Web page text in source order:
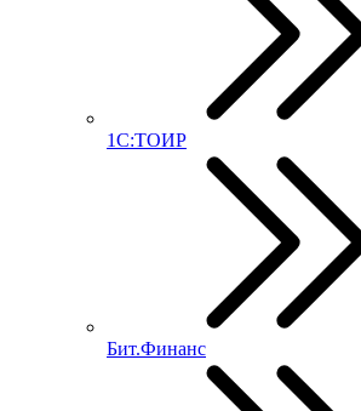
1С:ТОИР
Бит.Финанс